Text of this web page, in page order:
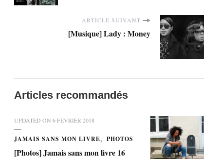
ARTICLE SUIVANT
[Musique] Lady : Money
Articles recommandés
UPDATED ON 6 FÉVRIER 2018
JAMAIS SANS MON LIVRE PHOTOS
[Photos] Jamais sans mon livre 16